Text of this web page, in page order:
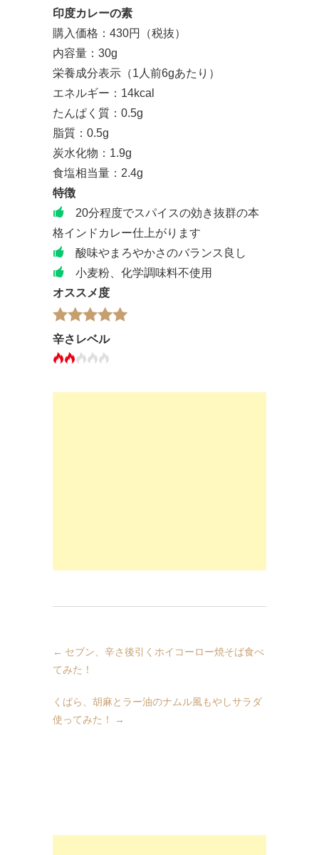
印度カレーの素
購入価格：430円（税抜）
内容量：30g
栄養成分表示（1人前6gあたり）
エネルギー：14kcal
たんぱく質：0.5g
脂質：0.5g
炭水化物：1.9g
食塩相当量：2.4g
特徴
20分程度でスパイスの効き抜群の本
格インドカレー仕上がります
酸味やまろやかさのバランス良し
小麦粉、化学調味料不使用
オススメ度
辛さレベル
← セブン、辛さ後引くホイコーロー焼そば食べ
てみた！
くばら、胡麻とラー油のナムル風もやしサラダ
使ってみた！
→